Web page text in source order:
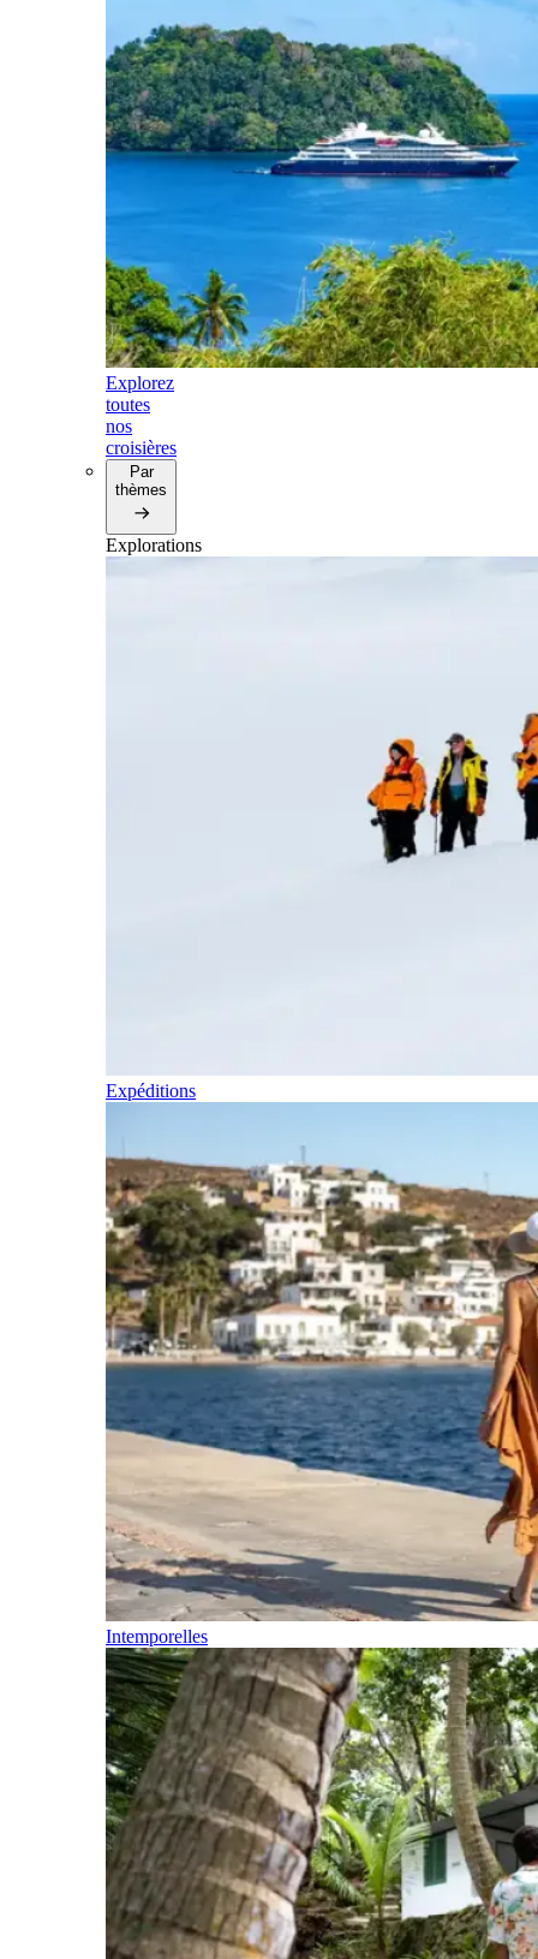
Explorez
toutes
nos
croisières
Par
thèmes
Explorations
Expéditions
Intemporelles